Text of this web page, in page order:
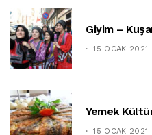
Giyim –
15 OCAK 2021
Yemek
15 OCAK 2021